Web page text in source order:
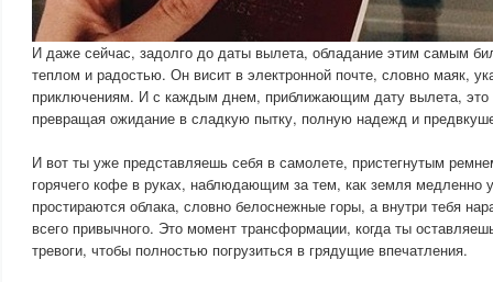
И даже сейчас, задолго до даты вылета, обладание этим самым
теплом и радостью. Он висит в электронной почте, словно маяк,
приключениям. И с каждым днем, приближающим дату вылета, это
превращая ожидание в сладкую пытку, полную надежд и
И вот ты уже представляешь себя в самолете, пристегнутым
горячего кофе в руках, наблюдающим за тем, как земля медленно
простираются облака, словно белоснежные горы, а внутри тебя
всего привычного. Это момент трансформации, когда ты
тревоги, чтобы полностью погрузиться в грядущие впечатления.